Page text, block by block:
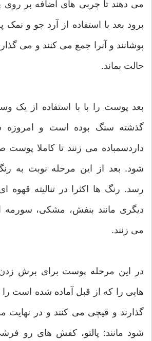
می دهند تا چربی های اضافه بر روی
برود بعد با استفاده از آرد جو و
پوشانند و آنرا جمع می کنند و می
حالت بماند.
بعد پوست را با با استفاده از یک
گذشته سنگ بوده است و امروزه
داردسمباده می زنند تا کاملا
شود. بعد از این مرحله نوبت به
رسد. رنگ ها اکثرا در تنالیته قهوه
دیگری مانند بنفش، مشکی،
می زنند.
در این مرحله پوست برای برش
هایی را که از قبل آماده شده است
گذارند و قیچی می کنند و در نهایت
شود مانند: پالتو، کفش های رو